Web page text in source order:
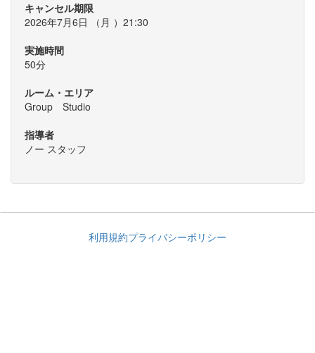
キャンセル期限
2026年7月6日 （ 月 ）21:30
実施時間
50分
ルーム・エリア
Group Studio
指導者
ノー スタッフ
利用規約プライバシーポリシー